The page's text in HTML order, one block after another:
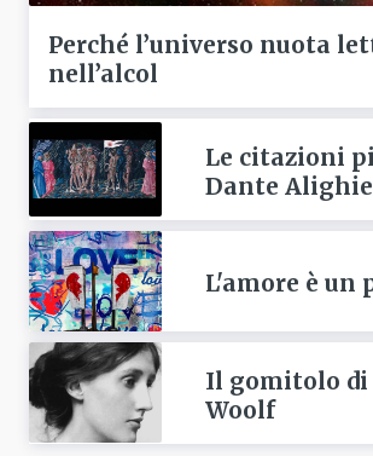
Perché l’universo nuota
nell’alcol
Le citazioni
Dante
L'amore è un
Il gomitolo
Woolf